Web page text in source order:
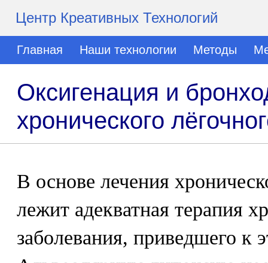
Центр Креативных Технологий
Главная Наши технологии Методы
Оксигенация и
хронического
В основе лечения
лежит адекватная терапия
заболевания, приведшего к